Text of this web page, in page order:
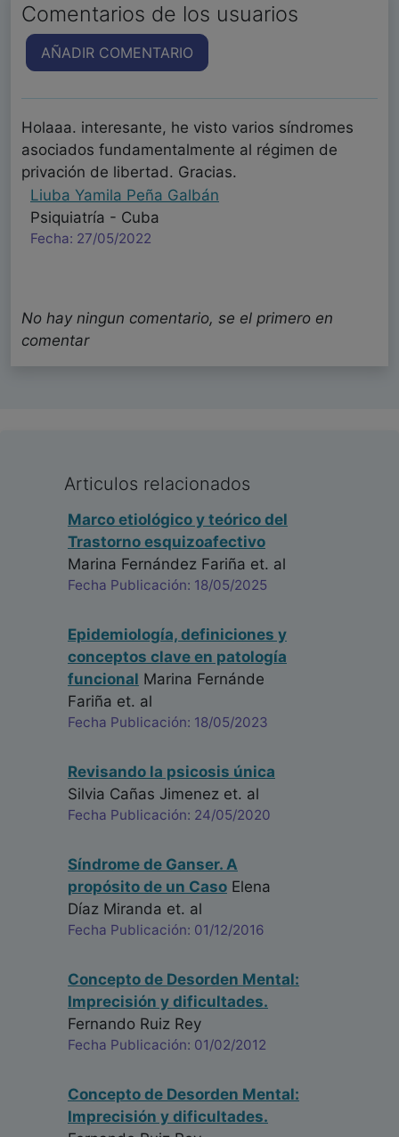
Comentarios de los usuarios
AÑADIR COMENTARIO
Holaaa. interesante, he visto varios síndromes
asociados fundamentalmente al régimen de
privación de libertad. Gracias.
Liuba Yamila Peña Galbán
Psiquiatría - Cuba
Fecha: 27/05/2022
No hay ningun comentario, se el primero en
comentar
Articulos relacionados
Marco etiológico y teórico del
Trastorno esquizoafectivo
Marina Fernández Fariña et. al
Fecha Publicación: 18/05/2025
Epidemiología, definiciones y
conceptos clave en patología
funcional Marina Fernánde
Fariña et. al
Fecha Publicación: 18/05/2023
Revisando la psicosis única
Silvia Cañas Jimenez et. al
Fecha Publicación: 24/05/2020
Síndrome de Ganser. A
propósito de un Caso Elena
Díaz Miranda et. al
Fecha Publicación: 01/12/2016
Concepto de Desorden Mental:
Imprecisión y dificultades.
Fernando Ruiz Rey
Fecha Publicación: 01/02/2012
Concepto de Desorden Mental:
Imprecisión y dificultades.